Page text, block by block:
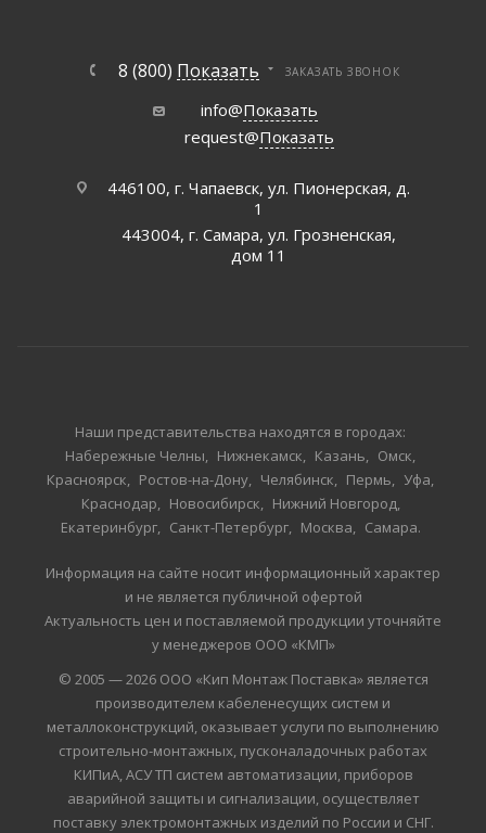
8 (800) Показать ЗАКАЗАТЬ ЗВОНОК
info@Показать
request@Показать
446100, г. Чапаевск, ул. Пионерская, д.
1
443004, г. Самара, ул. Грозненская,
дом 11
Наши представительства находятся в городах:
Набережные Челны
Нижнекамск Казань
Омск
Красноярск
Ростов-на-Дону Челябинск Пермь
Уфа
Краснодар
Новосибирск
Нижний Новгород
Екатеринбург
Санкт-Петербург Москва Самара
Информация на сайте носит информационный характер
и не является публичной офертой
Актуальность цен и поставляемой продукции уточняйте
у менеджеров ООО «КМП»
© 2005 — 2026 ООО «Кип Монтаж Поставка» является
производителем кабеленесущих систем и
металлоконструкций, оказывает услуги по выполнению
строительно-монтажных, пусконаладочных работах
КИПиА, АСУ ТП систем автоматизации, приборов
аварийной защиты и сигнализации, осуществляет
поставку электромонтажных изделий по России и СНГ.